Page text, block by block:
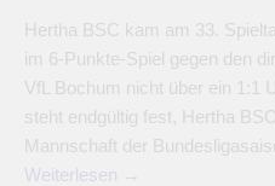
Hertha BSC kam am 33.
im 6-Punkte-Spiel gegen den
VfL Bochum nicht über ein 1:1
steht endgültig fest, Hertha
Mannschaft der
Weiterlesen →